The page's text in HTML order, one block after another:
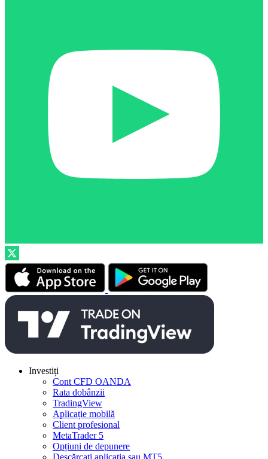
Investiți
Cont CFD OANDA
Rata dobânzii
TradingView
Aplicație mobilă
Client profesional
MetaTrader 5
Opțiuni de depunere